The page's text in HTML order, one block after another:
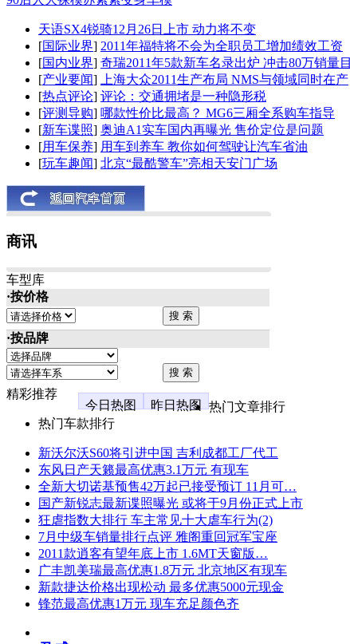
天语SX4锐骑12月26日上市 动力将不变
[国际业界] 2011年福特将不会为全职员工增加绩效工资
[国内业界] 奇瑞2011年5款新车名录出炉 冲击80万销量目
[产业要闻]
上海大众2011生产布局 NMS与领域同时在产
[热点评论] 评论：交通拥堵是一种隐形税
[评测导购] 哪款性价比最高？ MG6三厢全系购车指导
[新车谍照] 奥迪A1实车国内再曝光 售价定位是问题
[用车保养] 用车到养车 教你如何驾驶让汽车省油
[玩车趣闻] 北京“最酷警车”亮相天安门广场
商讯
车型库
·按价格
·按品牌
精彩推荐
今日热图
昨日热图
热门文章排行
热门车款排行
新沃尔沃S60将引进中国 吉利成都工厂代工
东风日产天籁最高优惠3.1万元 有现车
全新大切诺基预售42万起已接受预订 11月可…
国产新锐志最新谍照曝光 或将于9月份正式上市
狂虐指数大排行 车主常见十大虐车行为(2)
7月中级车销量排行点评 雅阁重回冠军宝座
2011款逍客有望年底上市 1.6MT天窗版…
广丰凯美瑞最高优惠1.8万元 北京地区有现车
新款捷达价格出现松动 最多优惠5000元现金
锋范最高优惠1万元 现车充足颜色齐